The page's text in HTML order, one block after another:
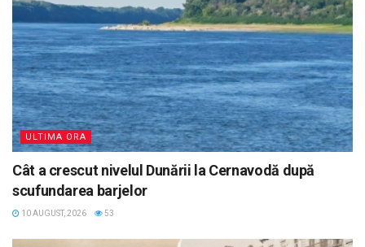
ULTIMA ORA
Cât a crescut nivelul Dunării la Cernavodă după
scufundarea barjelor
10 AUGUST, 2026 53